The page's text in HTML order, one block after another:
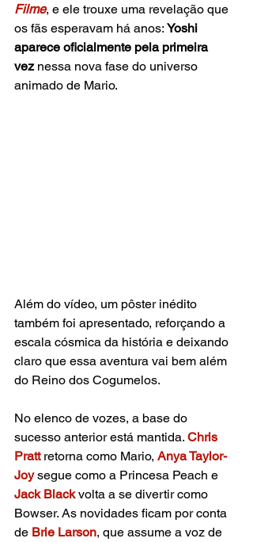
Filme, e ele trouxe uma revelação que
os fãs esperavam há anos: Yoshi
aparece oficialmente pela primeira
vez nessa nova fase do universo
animado de Mario.
Além do vídeo, um pôster inédito
também foi apresentado, reforçando a
escala cósmica da história e deixando
claro que essa aventura vai bem além
do Reino dos Cogumelos.
No elenco de vozes, a base do
sucesso anterior está mantida. Chris
Pratt retorna como Mario, Anya Taylor-
Joy segue como a Princesa Peach e
Jack Black volta a se divertir como
Bowser. As novidades ficam por conta
de Brie Larson, que assume a voz de